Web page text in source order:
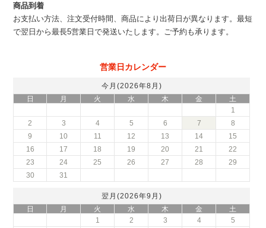
商品到着
お支払い方法、注文受付時間、商品により出荷日が異なります。最短
で翌日から最長5営業日で発送いたします。ご予約も承ります。
営業日カレンダー
今月(2026年8月)
日
月 火 水 木 金
土
1
2
3 4 5 6 7
8
9
10 11 12 13 14
15
16
17 18 19 20 21
22
23
24 25 26 27 28
29
30
31
翌月(2026年9月)
日
月 火 水 木 金
土
1
2 3 4
5